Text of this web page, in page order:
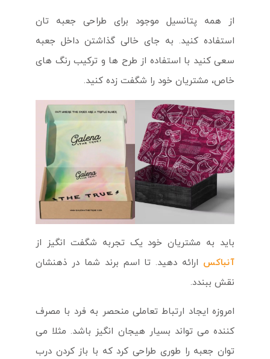
از همه پتانسیل موجود برای طراحی جعبه تان
استفاده کنید. به جای خالی گذاشتن داخل جعبه
سعی کنید با استفاده از طرح ها و ترکیب رنگ های
خاص، مشتریان خود را شگفت زده کنید.
باید به مشتریان خود یک تجربه شگفت انگیز از
آنباکس ارائه دهید. تا اسم برند شما در ذهنشان
نقش ببندد.
امروزه ایجاد ارتباط تعاملی منحصر به فرد با مصرف
کننده می تواند بسیار هیجان انگیز باشد. مثلا می
توان جعبه را طوری طراحی کرد که با باز کردن درب